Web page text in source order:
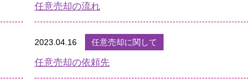
任意売却の流れ
2023.04.16 任意売却に関して
任意売却の依頼先